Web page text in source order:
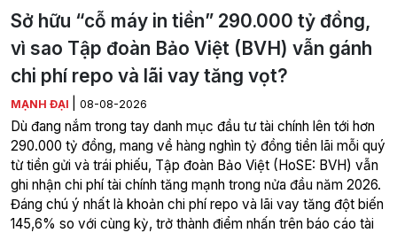
Sở hữu “cỗ máy in tiền” 290.000 tỷ đồng,
vì sao Tập đoàn Bảo Việt (BVH) vẫn gánh
chi phí repo và lãi vay tăng vọt?
MẠNH ĐẠI 08-08-2026
Dù đang nắm trong tay danh mục đầu tư tài chính lên tới hơn
290.000 tỷ đồng, mang về hàng nghìn tỷ đồng tiền lãi mỗi quý
từ tiền gửi và trái phiếu, Tập đoàn Bảo Việt (HoSE: BVH) vẫn
ghi nhận chi phí tài chính tăng mạnh trong nửa đầu năm 2026.
Đáng chú ý nhất là khoản chi phí repo và lãi vay tăng đột biến
145,6% so với cùng kỳ, trở thành điểm nhấn trên báo cáo tài